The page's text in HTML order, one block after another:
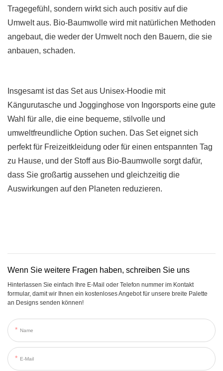
Tragegefühl, sondern wirkt sich auch positiv auf die
Umwelt aus. Bio-Baumwolle wird mit natürlichen Methoden
angebaut, die weder der Umwelt noch den Bauern, die sie
anbauen, schaden.
Insgesamt ist das Set aus Unisex-Hoodie mit
Kängurutasche und Jogginghose von Ingorsports eine gute
Wahl für alle, die eine bequeme, stilvolle und
umweltfreundliche Option suchen. Das Set eignet sich
perfekt für Freizeitkleidung oder für einen entspannten Tag
zu Hause, und der Stoff aus Bio-Baumwolle sorgt dafür,
dass Sie großartig aussehen und gleichzeitig die
Auswirkungen auf den Planeten reduzieren.
Wenn Sie weitere Fragen haben, schreiben Sie uns
Hinterlassen Sie einfach Ihre E-Mail oder Telefon nummer im Kontakt
formular, damit wir Ihnen ein kostenloses Angebot für unsere breite Palette
an Designs senden können!
Name
E-Mail